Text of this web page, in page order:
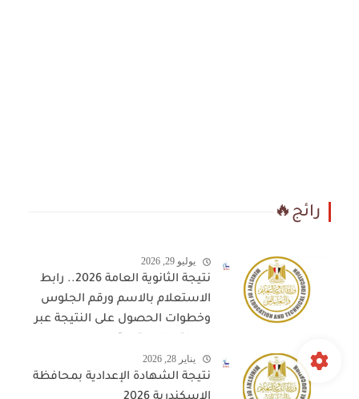
رائج🔥
يوليو 29, 2026
نتيجة الثانوية العامة 2026.. رابط
الاستعلام بالاسم ورقم الجلوس
وخطوات الحصول على النتيجة عبر
يناير 28, 2026
نتيجة الشهادة الإعدادية بمحافظة